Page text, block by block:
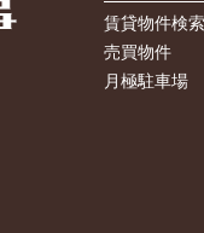
賃貸物件検索
売買物件
月極駐車場